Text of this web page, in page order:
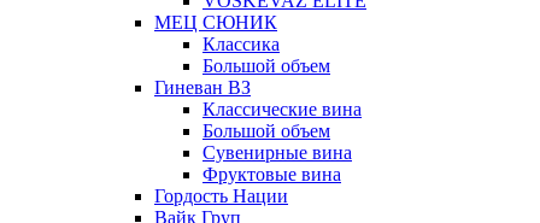
МЕЦ СЮНИК
Классика
Большой объем
Гиневан ВЗ
Классические вина
Большой объем
Сувенирные вина
Фруктовые вина
Гордость Нации
Вайк Груп